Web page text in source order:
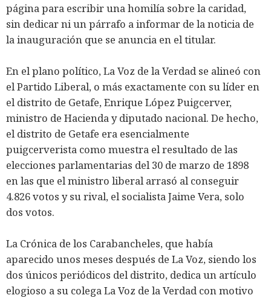
página para escribir una homilía sobre la caridad,
sin dedicar ni un párrafo a informar de la noticia de
la inauguración que se anuncia en el titular.
En el plano político, La Voz de la Verdad se alineó con
el Partido Liberal, o más exactamente con su líder en
el distrito de Getafe, Enrique López Puigcerver,
ministro de Hacienda y diputado nacional. De hecho,
el distrito de Getafe era esencialmente
puigcerverista como muestra el resultado de las
elecciones parlamentarias del 30 de marzo de 1898
en las que el ministro liberal arrasó al conseguir
4.826 votos y su rival, el socialista Jaime Vera, solo
dos votos.
La Crónica de los Carabancheles, que había
aparecido unos meses después de La Voz, siendo los
dos únicos periódicos del distrito, dedica un artículo
elogioso a su colega La Voz de la Verdad con motivo